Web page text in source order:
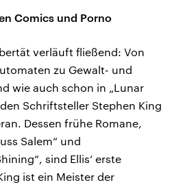
Comics und Porno
verläuft fließend: Von
zu Gewalt- und
wie auch schon in „Lunar
Schriftsteller Stephen King
Dessen frühe Romane,
Salem“ und
sind Ellis‘ erste
ist ein Meister der